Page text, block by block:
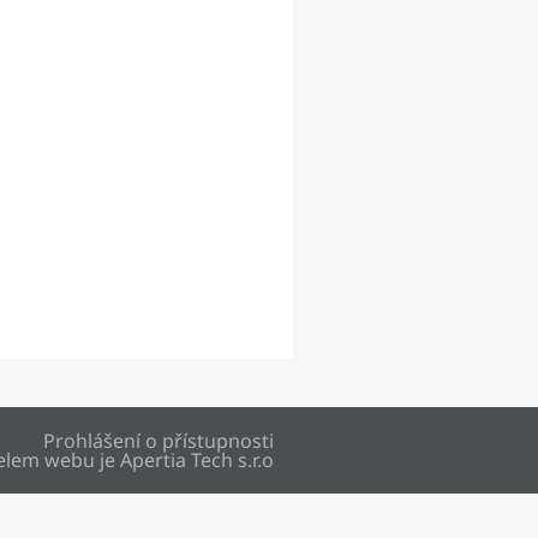
Prohlášení o přístupnosti
webu jeApertia Tech s.r.o